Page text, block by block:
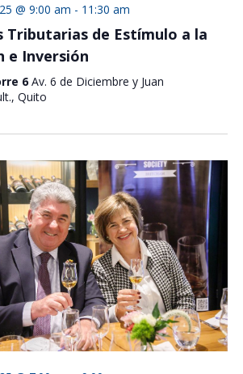
@ 9:00 am - 11:30 am
Tributarias de Estímulo a la
e Inversión
6 Av. 6 de Diciembre y Juan
Quito